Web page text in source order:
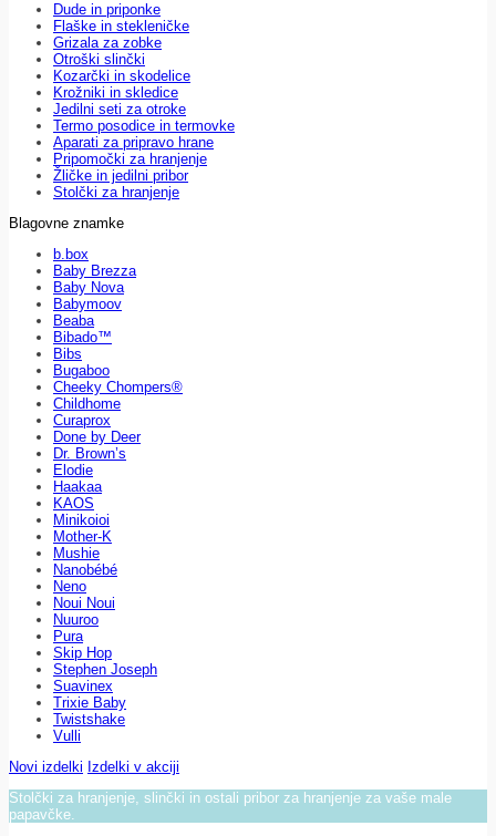
Dude in priponke
Flaške in stekleničke
Grizala za zobke
Otroški slinčki
Kozarčki in skodelice
Krožniki in skledice
Jedilni seti za otroke
Termo posodice in termovke
Aparati za pripravo hrane
Pripomočki za hranjenje
Žličke in jedilni pribor
Stolčki za hranjenje
Blagovne znamke
b.box
Baby Brezza
Baby Nova
Babymoov
Beaba
Bibado™
Bibs
Bugaboo
Cheeky Chompers®
Childhome
Curaprox
Done by Deer
Dr. Brown’s
Elodie
Haakaa
KAOS
Minikoioi
Mother-K
Mushie
Nanobébé
Neno
Noui Noui
Nuuroo
Pura
Skip Hop
Stephen Joseph
Suavinex
Trixie Baby
Twistshake
Vulli
Novi izdelki Izdelki v akciji
Stolčki za hranjenje, slinčki in ostali pribor za hranjenje za vaše male
papavčke.